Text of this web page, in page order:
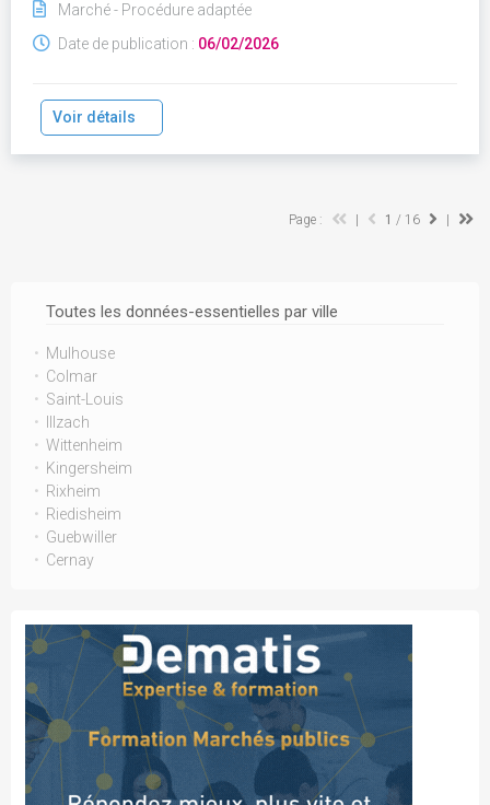
Toutes les données-essentielles par ville
Mulhouse
Colmar
Saint-Louis
Illzach
Wittenheim
Kingersheim
Rixheim
Riedisheim
Guebwiller
Cernay
Marché - Procédure adaptée
Date de publication : 06/02/2026
Voir détails
Page : 1 / 16